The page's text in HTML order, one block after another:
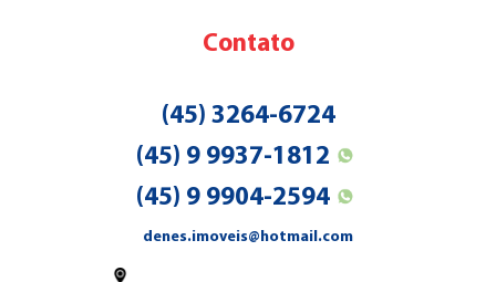
Contato
(45) 3264-6724
(45) 9 9937-1812
(45) 9 9904-2594
denes.imoveis@hotmail.com